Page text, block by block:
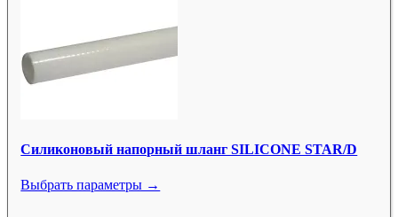
Силиконовый напорный шланг SILICONE STAR/D
Выбрать параметры →